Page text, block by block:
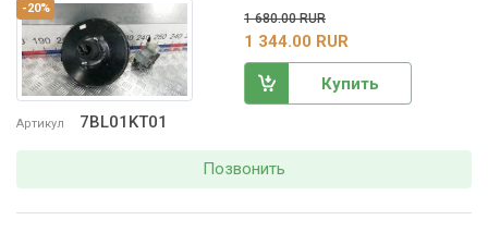
-20%
Артикул 7BL01KT01
1 680.00 RUR
1 344.00 RUR
Купить
Позвонить